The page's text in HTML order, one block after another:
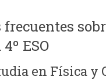
ESO
en Física y